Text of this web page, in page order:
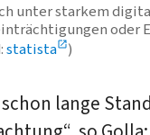
unter starkem
oder
statista )
lange